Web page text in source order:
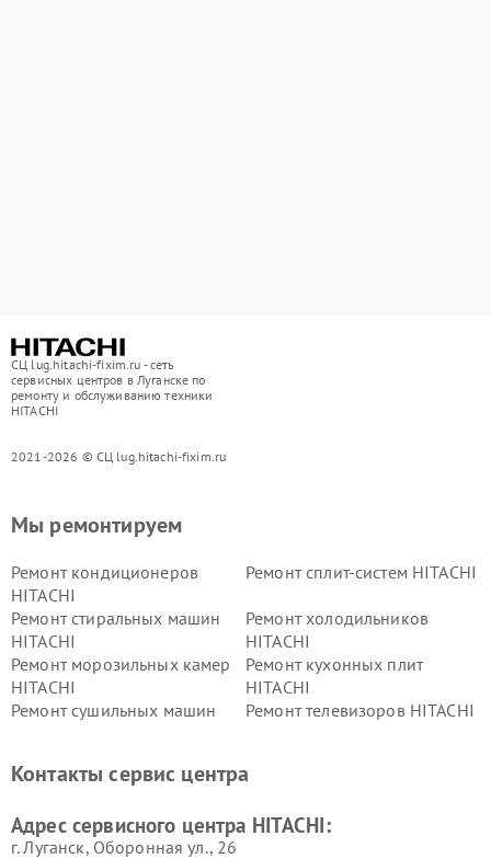
СЦ lug.hitachi-fixim.ru - сеть
сервисных центров в Луганске по
ремонту и обслуживанию техники
HITACHI
2021-2026 © СЦ lug.hitachi-fixim.ru
Мы ремонтируем
Ремонт кондиционеров
HITACHI
Ремонт сплит-систем HITACHI
Ремонт стиральных машин
HITACHI
Ремонт холодильников
HITACHI
Ремонт морозильных камер
HITACHI
Ремонт кухонных плит
HITACHI
Ремонт сушильных машин
Ремонт телевизоров HITACHI
данных HITACHI
HITACHI
HITACHI
HITACHI
Контакты сервис центра
Адрес сервисного центра HITACHI:
г. Луганск, Оборонная ул., 26